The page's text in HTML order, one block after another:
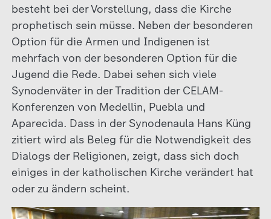
besteht bei der Vorstellung, dass die Kirche
prophetisch sein müsse. Neben der besonderen
Option für die Armen und Indigenen ist
mehrfach von der besonderen Option für die
Jugend die Rede. Dabei sehen sich viele
Synodenväter in der Tradition der CELAM-
Konferenzen von Medellin, Puebla und
Aparecida. Dass in der Synodenaula Hans Küng
zitiert wird als Beleg für die Notwendigkeit des
Dialogs der Religionen, zeigt, dass sich doch
einiges in der katholischen Kirche verändert hat
oder zu ändern scheint.